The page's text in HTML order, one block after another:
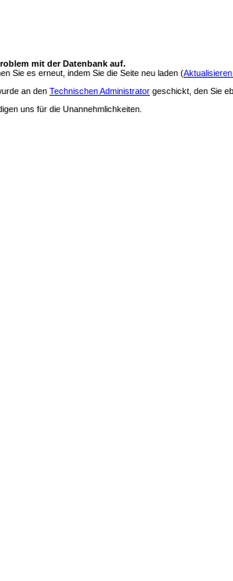
mit der Datenbank auf.
Sie es erneut, indem Sie die Seite neu laden (
an den Technischen Administrator geschickt, den Sie
uns für die Unannehmlichkeiten.